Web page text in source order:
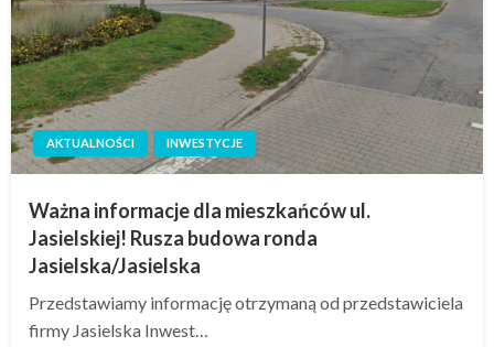
AKTUALNOŚCI INWESTYCJE
Ważna informacje dla mieszkańców ul.
Jasielskiej! Rusza budowa ronda
Jasielska/Jasielska
Przedstawiamy informację otrzymaną od przedstawiciela
firmy Jasielska Inwest…